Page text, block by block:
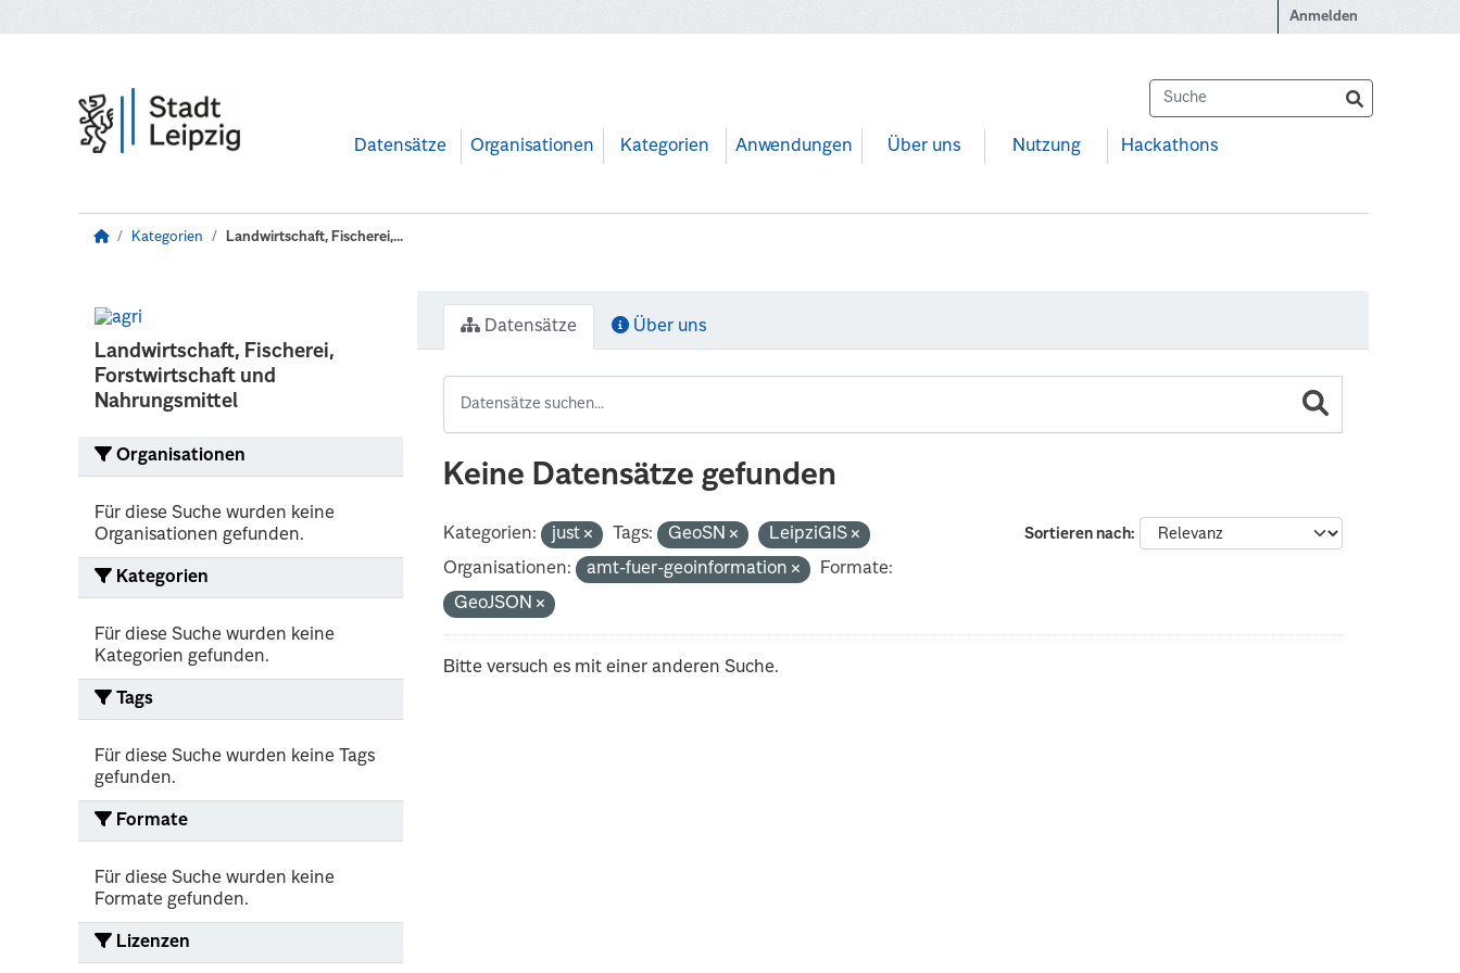
Anmelden
Datensätze Organisationen Kategorien Anwendungen Über uns Nutzung Hackathons
Kategorien Landwirtschaft, Fischerei,...
Landwirtschaft, Fischerei,
Forstwirtschaft und
Nahrungsmittel
Organisationen
Für diese Suche wurden keine
Organisationen gefunden.
Kategorien
Für diese Suche wurden keine
Kategorien gefunden.
Tags
Für diese Suche wurden keine Tags
gefunden.
Formate
Für diese Suche wurden keine
Formate gefunden.
Lizenzen
Datensätze Über uns
Keine Datensätze gefunden
Sortieren nach
Kategorien: just Tags: GeoSN
LeipziGIS
Organisationen:
amt-fuer-geoinformation
Formate:
GeoJSON
Bitte versuch es mit einer anderen Suche.